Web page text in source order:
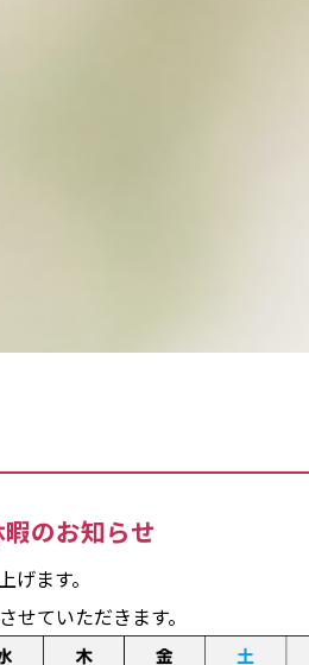
のお知らせ
ます。
ていただきます。